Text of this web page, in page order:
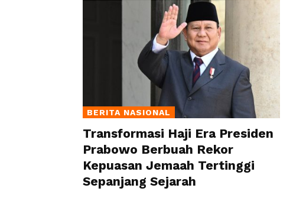
BERITA NASIONAL
Transformasi Haji Era Presiden
Prabowo Berbuah Rekor
Kepuasan Jemaah Tertinggi
Sepanjang Sejarah